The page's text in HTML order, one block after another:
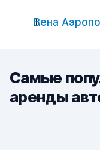
Вена
Самые
аренды